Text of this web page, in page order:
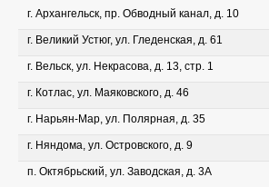
г. Архангельск, пр. Обводный канал, д. 10
г. Великий Устюг, ул. Гледенская, д. 61
г. Вельск, ул. Некрасова, д. 13, стр. 1
г. Котлас, ул. Маяковского, д. 46
г. Нарьян-Мар, ул. Полярная, д. 35
г. Няндома, ул. Островского, д. 9
п. Октябрьский, ул. Заводская, д. 3А